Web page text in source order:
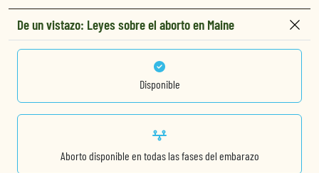
De un vistazo: Leyes sobre el aborto en Maine
Disponible
Aborto disponible en todas las fases del embarazo